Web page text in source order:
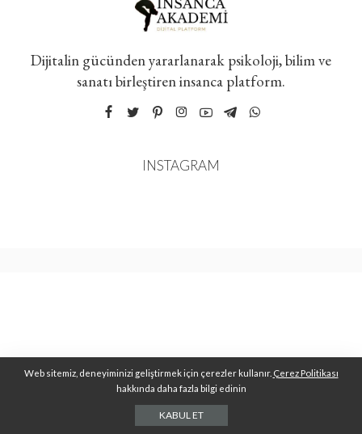
Dijitalin gücünden yararlanarak psikoloji, bilim ve
sanatı birleştiren insanca platform.
INSTAGRAM
Web sitemiz, deneyiminizi geliştirmek için çerezler kullanır. Çerez Politikası
hakkında daha fazla bilgi edinin
KABUL ET